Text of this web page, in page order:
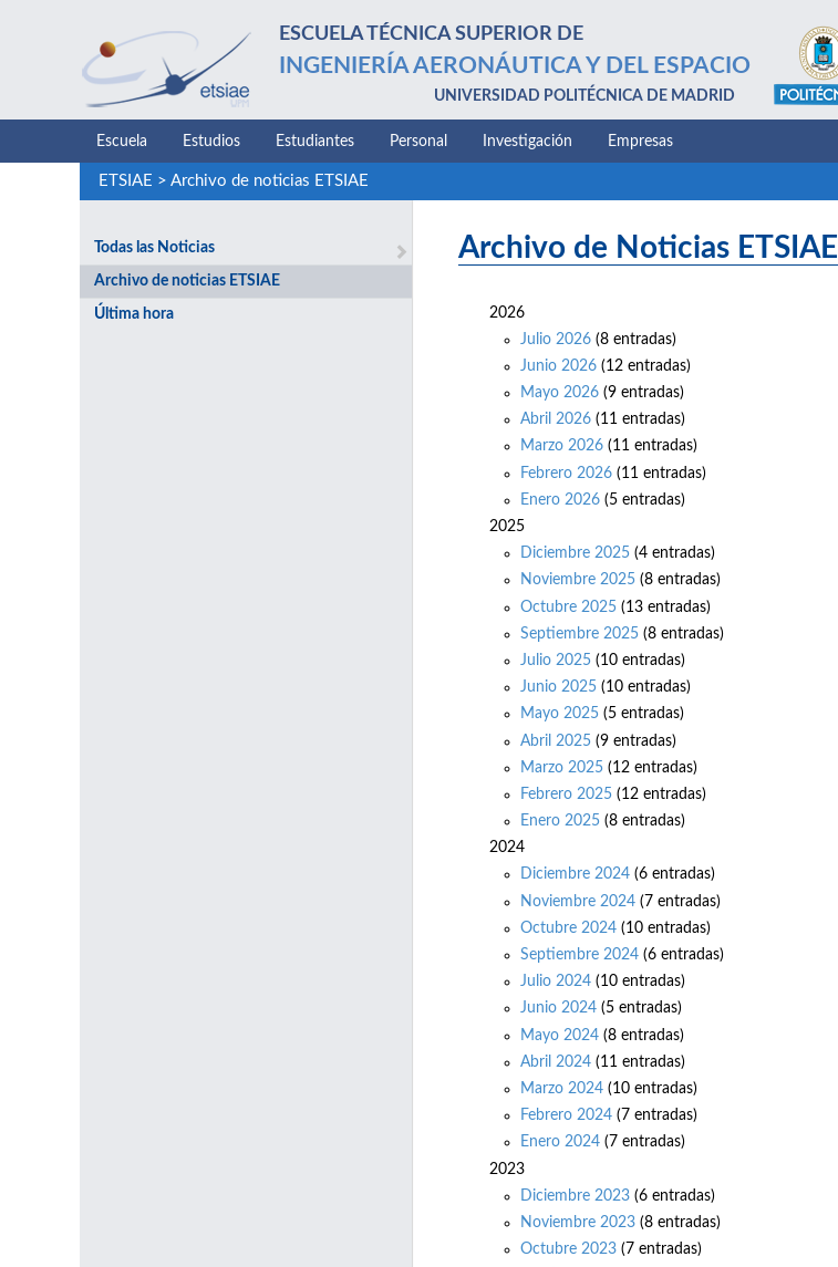
ESCUELA TÉCNICA SUPERIOR DE
INGENIERÍA AERONÁUTICA Y DEL ESPACIO
UNIVERSIDAD POLITÉCNICA DE MADRID
Escuela Estudios Estudiantes Personal Investigación Empresas
ETSIAE > Archivo de noticias ETSIAE
Todas las Noticias
Archivo de noticias ETSIAE
Última hora
Archivo de Noticias ETSIAE
2026
Julio 2026 (8 entradas)
Junio 2026 (12 entradas)
Mayo 2026 (9 entradas)
Abril 2026 (11 entradas)
Marzo 2026 (11 entradas)
Febrero 2026 (11 entradas)
Enero 2026 (5 entradas)
2025
Diciembre 2025 (4 entradas)
Noviembre 2025 (8 entradas)
Octubre 2025 (13 entradas)
Septiembre 2025 (8 entradas)
Julio 2025 (10 entradas)
Junio 2025 (10 entradas)
Mayo 2025 (5 entradas)
Abril 2025 (9 entradas)
Marzo 2025 (12 entradas)
Febrero 2025 (12 entradas)
Enero 2025 (8 entradas)
2024
Diciembre 2024 (6 entradas)
Noviembre 2024 (7 entradas)
Octubre 2024 (10 entradas)
Septiembre 2024 (6 entradas)
Julio 2024 (10 entradas)
Junio 2024 (5 entradas)
Mayo 2024 (8 entradas)
Abril 2024 (11 entradas)
Marzo 2024 (10 entradas)
Febrero 2024 (7 entradas)
Enero 2024 (7 entradas)
2023
Diciembre 2023 (6 entradas)
Noviembre 2023 (8 entradas)
Octubre 2023 (7 entradas)